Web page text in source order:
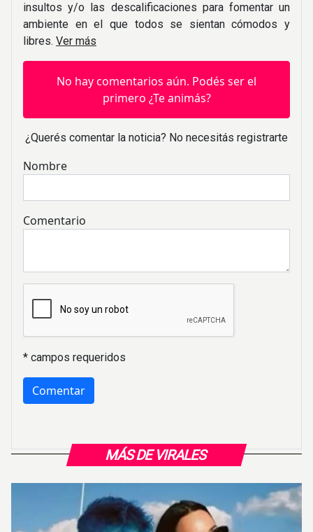
MÁS DE VIRALES
insultos y/o las descalificaciones para fomentar un
ambiente en el que todos se sientan cómodos y
libres. Ver más
No hay comentarios aún. Podés ser el
primero ¿Te animás?
¿Querés comentar la noticia? No necesitás registrarte
Nombre
Comentario
* campos requeridos